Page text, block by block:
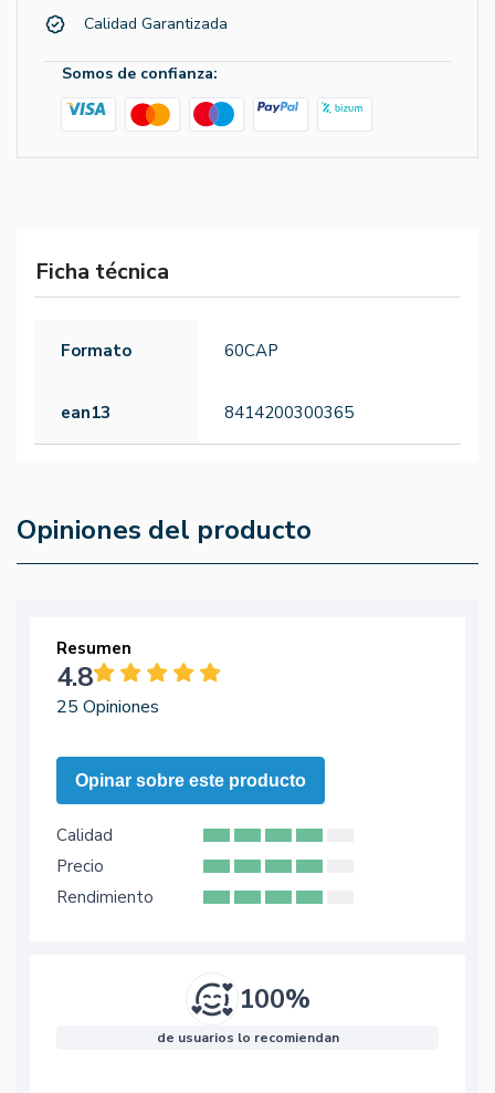
Calidad Garantizada
Somos de confianza:
Ficha técnica
Formato 60CAP
ean13 8414200300365
Opiniones del producto
Resumen
4.8
25 Opiniones
Opinar sobre este producto
Calidad
Precio
Rendimiento
100%
de usuarios lo recomiendan